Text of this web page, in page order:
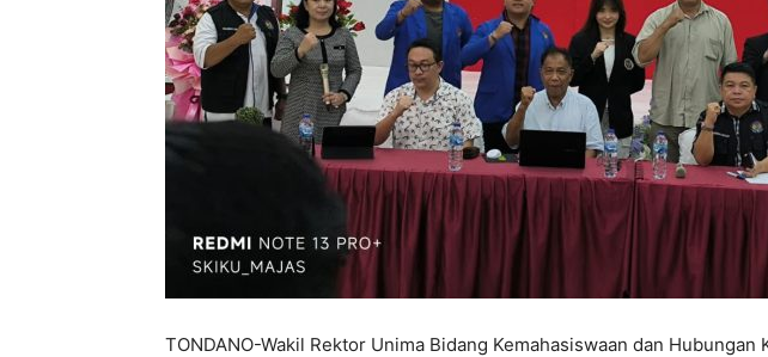
TONDANO-Wakil Rektor Unima Bidang Kemahasiswaan dan Hubungan